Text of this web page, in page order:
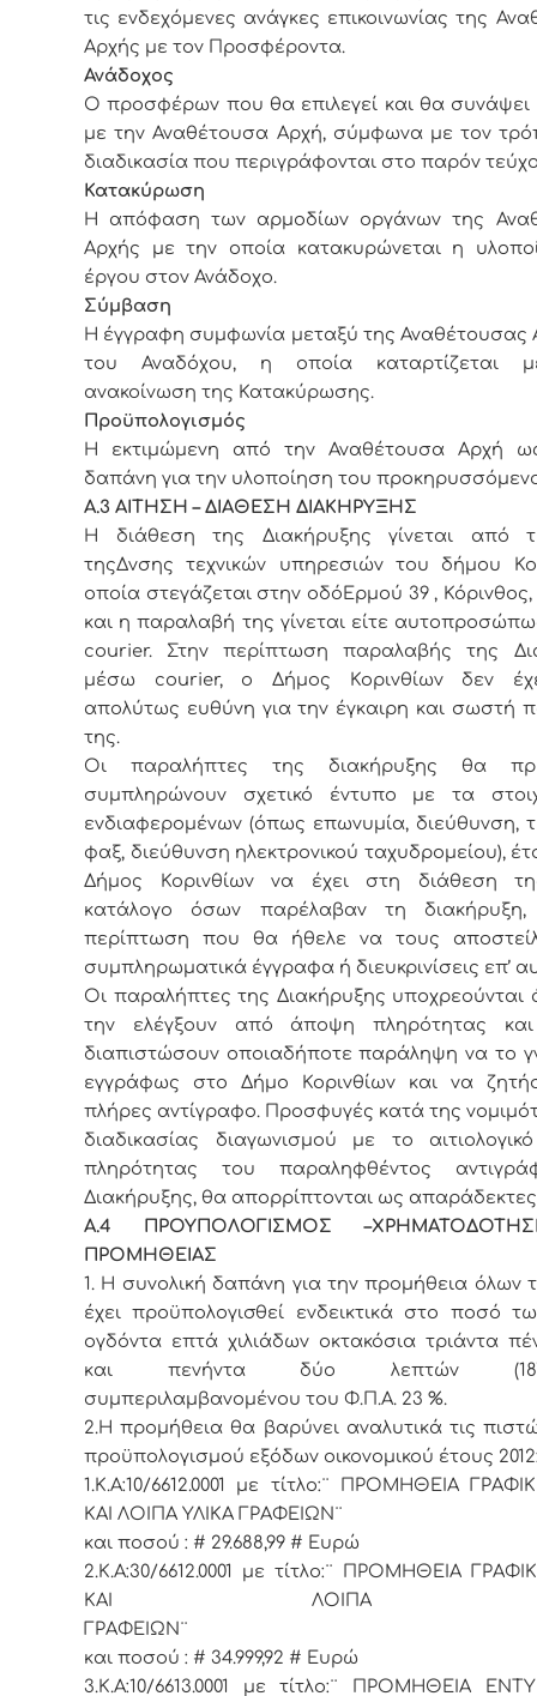
τις ενδεχόμενες ανάγκες επικοινωνίας της
Αρχής με τον Προσφέροντα.
Ανάδοχος
Ο προσφέρων που θα επιλεγεί και θα
με την Αναθέτουσα Αρχή, σύμφωνα με τον
διαδικασία που περιγράφονται στο παρόν
Κατακύρωση
Η απόφαση των αρμοδίων οργάνων της
Αρχής με την οποία κατακυρώνεται η
έργου στον Ανάδοχο.
Σύμβαση
Η έγγραφη συμφωνία μεταξύ της Αναθέτουσας
του Αναδόχου, η οποία καταρτίζεται
ανακοίνωση της Κατακύρωσης.
Προϋπολογισμός
Η εκτιμώμενη από την Αναθέτουσα Αρχή
δαπάνη για την υλοποίηση του
Α.3 ΑΙΤΗΣΗ – ΔΙΑΘΕΣΗ ΔΙΑΚΗΡΥΞΗΣ
Η διάθεση της Διακήρυξης γίνεται από
τηςΔνσης τεχνικών υπηρεσιών του δήμου
οποία στεγάζεται στην οδόΕρμού 39 , Κόρινθος,
και η παραλαβή της γίνεται είτε
courier. Στην περίπτωση παραλαβής της
μέσω courier, ο Δήμος Κορινθίων δεν
απολύτως ευθύνη για την έγκαιρη και σωστή
της.
Οι παραλήπτες της διακήρυξης θα
συμπληρώνουν σχετικό έντυπο με τα
ενδιαφερομένων (όπως επωνυμία, διεύθυνση,
φαξ, διεύθυνση ηλεκτρονικού ταχυδρομείου),
Δήμος Κορινθίων να έχει στη διάθεση
κατάλογο όσων παρέλαβαν τη
περίπτωση που θα ήθελε να τους
συμπληρωματικά έγγραφα ή διευκρινίσεις επ’
Οι παραλήπτες της Διακήρυξης υποχρεούνται
την ελέγξουν από άποψη πληρότητας
διαπιστώσουν οποιαδήποτε παράληψη να το
εγγράφως στο Δήμο Κορινθίων και να
πλήρες αντίγραφο. Προσφυγές κατά της
διαδικασίας διαγωνισμού με το
πληρότητας του παραληφθέντος
Διακήρυξης, θα απορρίπτονται ως
Α.4 ΠΡΟΥΠΟΛΟΓΙΣΜΟΣ
ΠΡΟΜΗΘΕΙΑΣ
1. Η συνολική δαπάνη για την προμήθεια όλων
έχει προϋπολογισθεί ενδεικτικά στο ποσό
ογδόντα επτά χιλιάδων οκτακόσια τριάντα
και πενήντα δύο λεπτών
συμπεριλαμβανομένου του Φ.Π.Α. 23 %.
2.Η προμήθεια θα βαρύνει αναλυτικά τις
προϋπολογισμού εξόδων οικονομικού έτους
1.Κ.Α:10/6612.0001 με τίτλο:¨ ΠΡΟΜΗΘΕΙΑ
ΚΑΙ ΛΟΙΠΑ ΥΛΙΚΑ ΓΡΑΦΕΙΩΝ¨
και ποσού : # 29.688,99 # Ευρώ
2.Κ.Α:30/6612.0001 με τίτλο:¨ ΠΡΟΜΗΘΕΙΑ
ΚΑΙ ΛΟΙΠΑ
και ποσού : # 34.999,92 # Ευρώ
3.Κ.Α:10/6613.0001 με τίτλο:¨ ΠΡΟΜΗΘΕΙΑ